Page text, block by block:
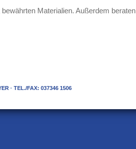
Materialien. Außerdem
· TEL./FAX: 037346 1506